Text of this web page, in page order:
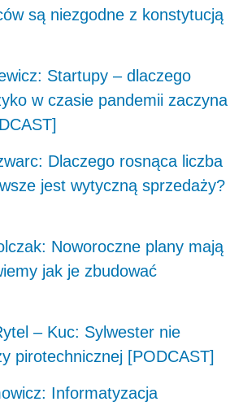
są niezgodne z konstytucją
Startupy – dlaczego
w czasie pandemii zaczyna
Dlaczego rosnąca liczba
jest wytyczną sprzedaży?
Noworoczne plany mają
jak je zbudować
– Kuc: Sylwester nie
pirotechnicznej [PODCAST]
Informatyzacja